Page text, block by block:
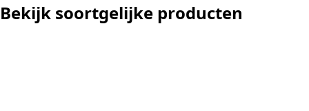
zonnepanelen. Een
Bekijk soortgelijke producten